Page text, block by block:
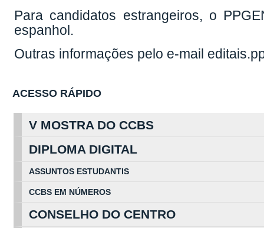
Para candidatos estrangeiros, o
espanhol .
Outras informações pelo e-mail
ACESSO RÁPIDO
V MOSTRA DO CCBS
DIPLOMA DIGITAL
ASSUNTOS ESTUDANTIS
CCBS EM NÚMEROS
CONSELHO DO CENTRO